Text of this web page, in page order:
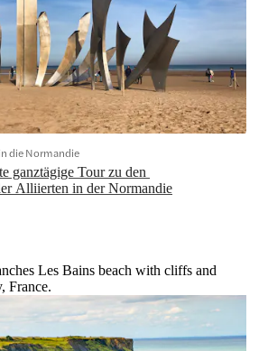
ganztägige Tour zu den
Alliierten in der Normandie
die Normandie
Les Bains beach with cliffs and
France.